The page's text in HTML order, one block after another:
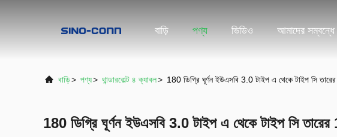
বাড়ি পণ্য ভিডিও আমাদের সম্বন্ধে
বাড়ি> পণ্য> থান্ডারবোল্ট ৪ ক্যাবল> 180 ডিগ্রি ঘূর্ণন ইউএসবি 3.0 টাইপ এ থেকে টাইপ সি তারের
180 ডিগ্রি ঘূর্ণন ইউএসবি 3.0 টাইপ এ থেকে টাইপ সি তারের